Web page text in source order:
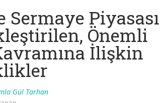
Sermaye Piyasası
Önemli
İlişkin
Gül Tarhan